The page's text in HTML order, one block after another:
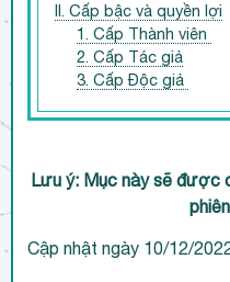
II. Cấp bậc và quyền lợi
1. Cấp Thành viên
2. Cấp Tác giả
3. Cấp Độc giả
Lưu ý: Mục này sẽ được
Cập nhật ngày 10/12/